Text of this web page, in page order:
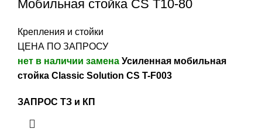
Мобильная стойка CS T10-80
Крепления и стойки
ЦЕНА ПО ЗАПРОСУ
нет в наличии замена Усиленная мобильная
стойка Classic Solution CS T-F003
ЗАПРОС ТЗ и КП